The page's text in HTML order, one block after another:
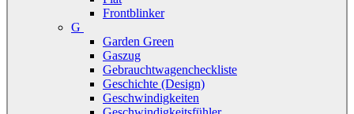
Frontblinker
G
Garden Green
Gaszug
Gebrauchtwagencheckliste
Geschichte (Design)
Geschwindigkeiten